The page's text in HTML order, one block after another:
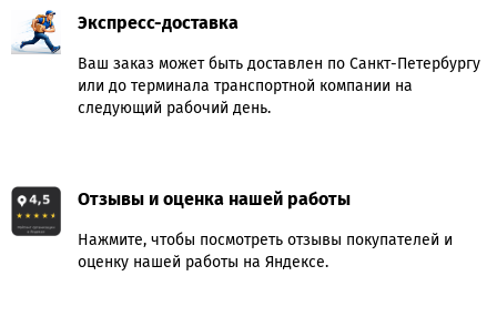
Экспресс-доставка
Ваш заказ может быть доставлен по Санкт-Петербургу
или до терминала транспортной компании на
следующий рабочий день.
Отзывы и оценка нашей работы
Нажмите, чтобы посмотреть отзывы покупателей и
оценку нашей работы на Яндексе.